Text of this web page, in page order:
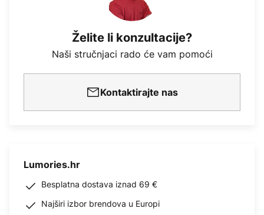
Želite li konzultacije?
Naši stručnjaci rado će vam pomoći
Kontaktirajte nas
Lumories.hr
Besplatna dostava iznad 69 €
Najširi izbor brendova u Europi